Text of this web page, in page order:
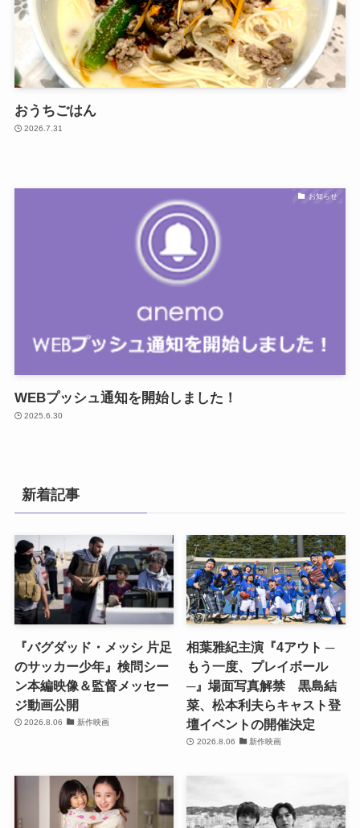
おうちごはん
2026.7.31
お知らせ
WEBプッシュ通知を開始しました！
2025.6.30
新着記事
『バグダッド・メッシ 片足
のサッカー少年』検問シー
ン本編映像＆監督メッセー
ジ動画公開
2026.8.06 新作映画
相葉雅紀主演『4アウト ─
もう一度、プレイボール
─』場面写真解禁 黒島結
菜、松本利夫らキャスト登
壇イベントの開催決定
2026.8.06 新作映画